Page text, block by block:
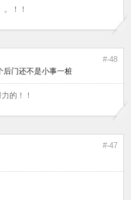
！！
#-48
后门还不是小事一桩
的！！
#-47